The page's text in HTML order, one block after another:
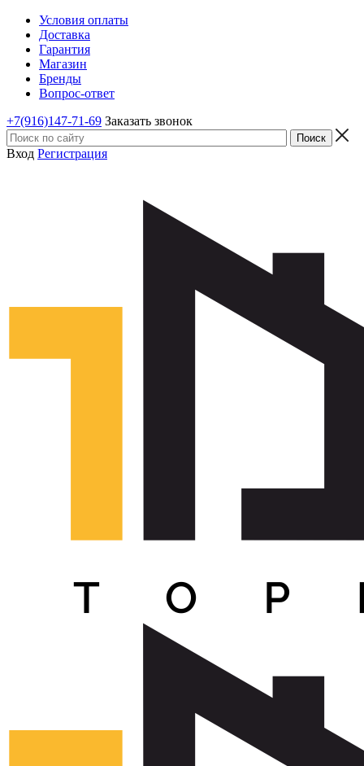
Условия оплаты
Доставка
Гарантия
Магазин
Бренды
Вопрос-ответ
+7(916)147-71-69 Заказать звонок
Вход Регистрация